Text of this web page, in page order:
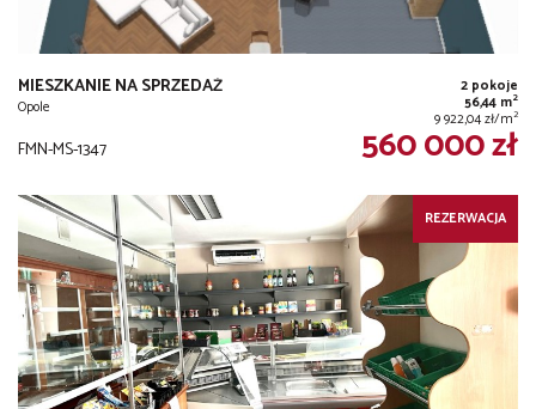
MIESZKANIE NA SPRZEDAŻ
Opole
2 pokoje
56,44 m2
9 922,04 zł/m2
FMN-MS-1347 560 000 zł
REZERWACJA